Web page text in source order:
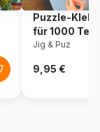
Puzzle-
für 1000
Jig & Puz